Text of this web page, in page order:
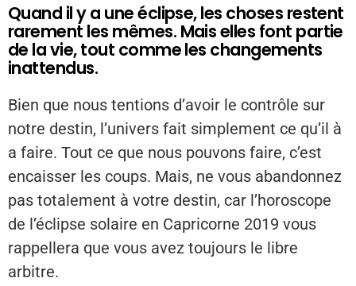
Quand il y a une éclipse, les choses restent
rarement les mêmes. Mais elles font partie
de la vie, tout comme les changements
inattendus.
Bien que nous tentions d’avoir le contrôle sur
notre destin, l’univers fait simplement ce qu’il à
a faire. Tout ce que nous pouvons faire, c’est
encaisser les coups. Mais, ne vous abandonnez
pas totalement à votre destin, car l’horoscope
de l’éclipse solaire en Capricorne 2019 vous
rappellera que vous avez toujours le libre
arbitre.